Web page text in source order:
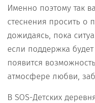
Именно поэтому так
стеснения просить о
дожидаясь, пока
если поддержка
появится
атмосфере любви,
В SOS-Детских